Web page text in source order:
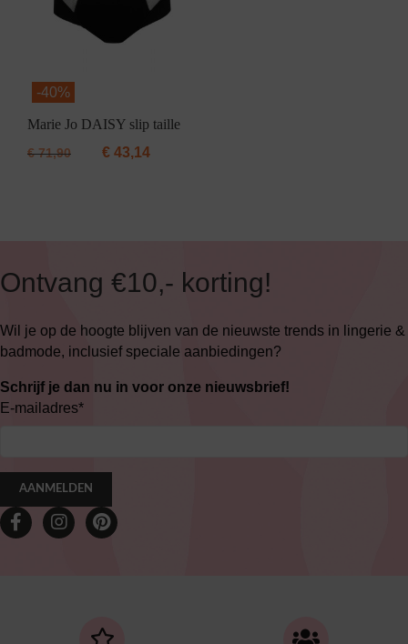
-40%
Marie Jo DAISY slip taille
€71,90 € 43,14
Ontvang €10,- korting!
Wil je op de hoogte blijven van de nieuwste trends in lingerie &
badmode, inclusief speciale aanbiedingen?
Schrijf je dan nu in voor onze nieuwsbrief!
E-mailadres*
AANMELDEN